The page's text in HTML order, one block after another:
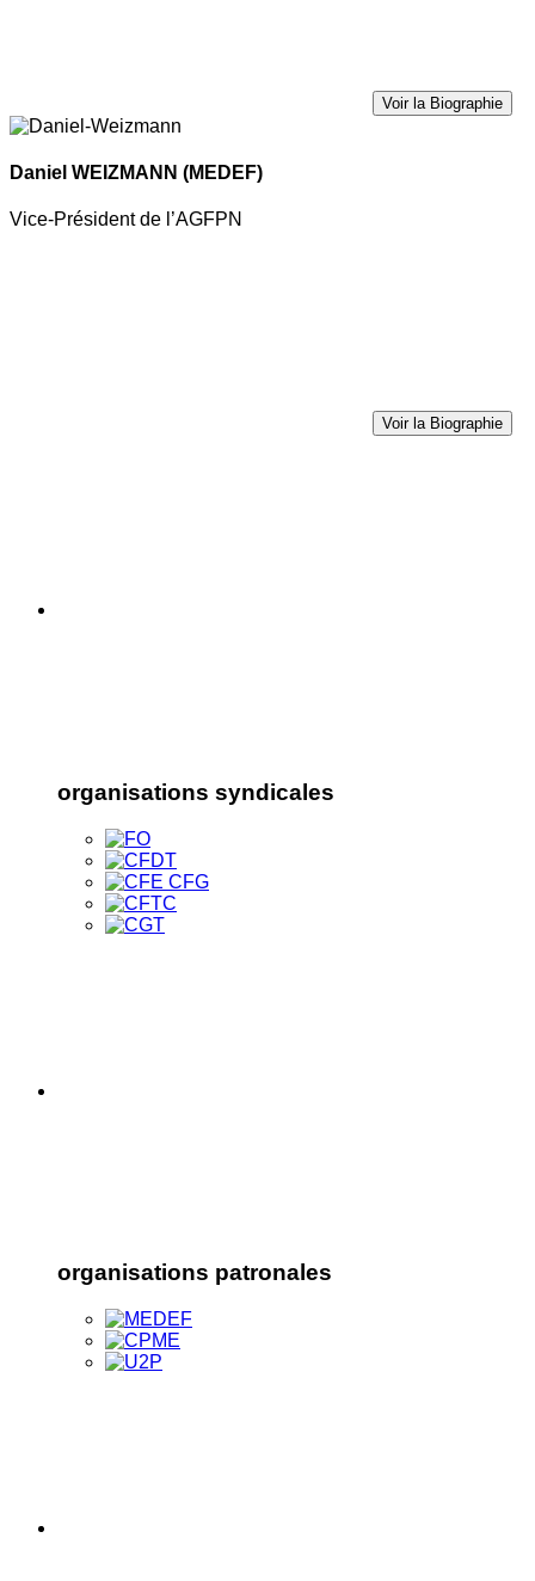
Voir la Biographie
Daniel WEIZMANN (MEDEF)
Vice-Président de l’AGFPN
Voir la Biographie
organisations syndicales
organisations patronales